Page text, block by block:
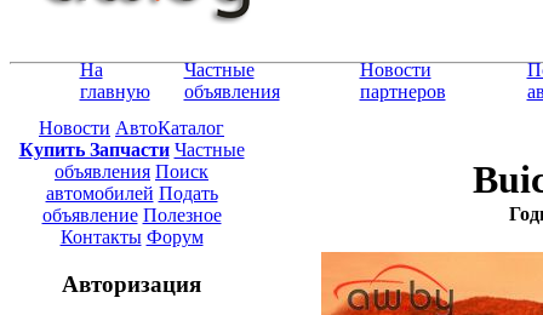
На
главную
Частные
объявления
Новости
партнеров
Новости АвтоКаталог
Купить Запчасти Частные
объявления Поиск
автомобилей Подать
объявление Полезное
Контакты Форум
Авторизация